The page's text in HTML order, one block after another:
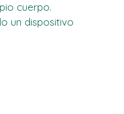
cuerpo.
un dispositivo